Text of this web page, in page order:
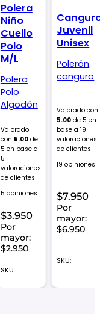
Polera
Niño
Cuello
Polo
M/L
Polera
Polo
Algodón
Valorado
con 5.00de
5 en base a
5
valoraciones
de clientes
5 opiniones
$3.950
Por
mayor:
$2.950
SKU:
Juvenil
Unisex
Polerón
canguro
Valorado con
5.00 de 5 en
base a19
valoraciones
de clientes
19 opiniones
$7.950
Por
mayor:
$6.950
SKU: